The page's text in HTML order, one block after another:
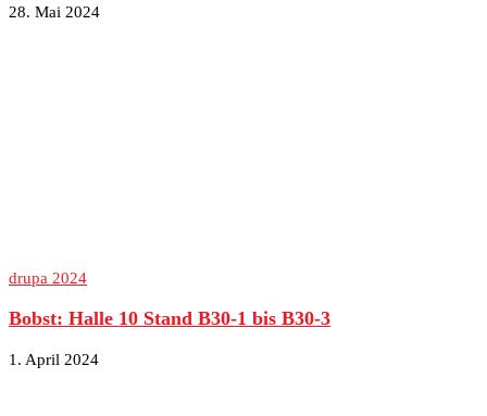
28. Mai 2024
drupa 2024
Bobst: Halle 10 Stand B30-1 bis B30-3
1. April 2024